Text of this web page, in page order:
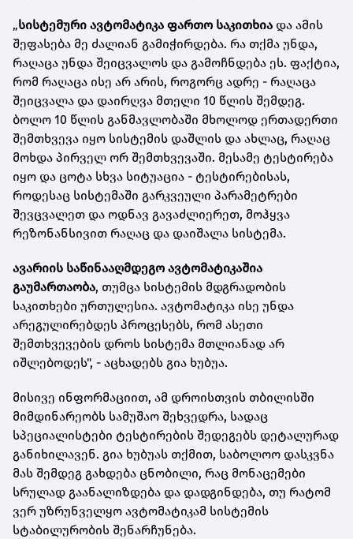
„სისტემური ავტომატიკა ფართო საკითხია და ამის
შეფასება მე ძალიან გამიჭირდება. რა თქმა უნდა,
რაღაცა უნდა შეიცვალოს და გამოჩნდება ეს. ფაქტია,
რომ რაღაცა ისე არ არის, როგორც ადრე - რაღაცა
შეიცვალა და დაირღვა მთელი 10 წლის შემდეგ.
ბოლო 10 წლის განმავლობაში მხოლოდ ერთადერთი
შემთხვევა იყო სისტემის დაშლის და ახლაც, რაღაც
მოხდა პირველ ორ შემთხვევაში. მესამე ტესტირება
იყო და ცოტა სხვა სიტუაცია - ტესტირებისას,
როდესაც სისტემაში გარკვეული პარამეტრები
შევცვალეთ და ოდნავ გავაძლიერეთ, მოჰყვა
რეზონანსივით რაღაც და დაიშალა სისტემა.
ავარიის საწინააღმდეგო ავტომატიკაშია
გაუმართაობა, თუმცა სისტემის მდგრადობის
საკითხები ურთულესია. ავტომატიკა ისე უნდა
არეგულირებდეს პროცესებს, რომ ასეთი
შემთხვევების დროს სისტემა მთლიანად არ
იშლებოდეს", - აცხადებს გია ხუბუა.
მისივე ინფორმაციით, ამ დროისთვის თბილისში
მიმდინარეობს სამუშაო შეხვედრა, სადაც
სპეციალისტები ტესტირების შედეგებს დეტალურად
განიხილავენ. გია ხუბუას თქმით, საბოლოო დასკვნა
მას შემდეგ გახდება ცნობილი, რაც მონაცემები
სრულად გაანალიზდება და დადგინდება, თუ რატომ
ვერ უზრუნველყო ავტომატიკამ სისტემის
სტაბილურობის შენარჩუნება.